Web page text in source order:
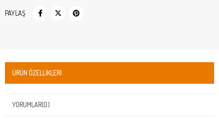
PAYLAŞ
ÜRÜN ÖZELLIKLERI
YORUMLAR(0)